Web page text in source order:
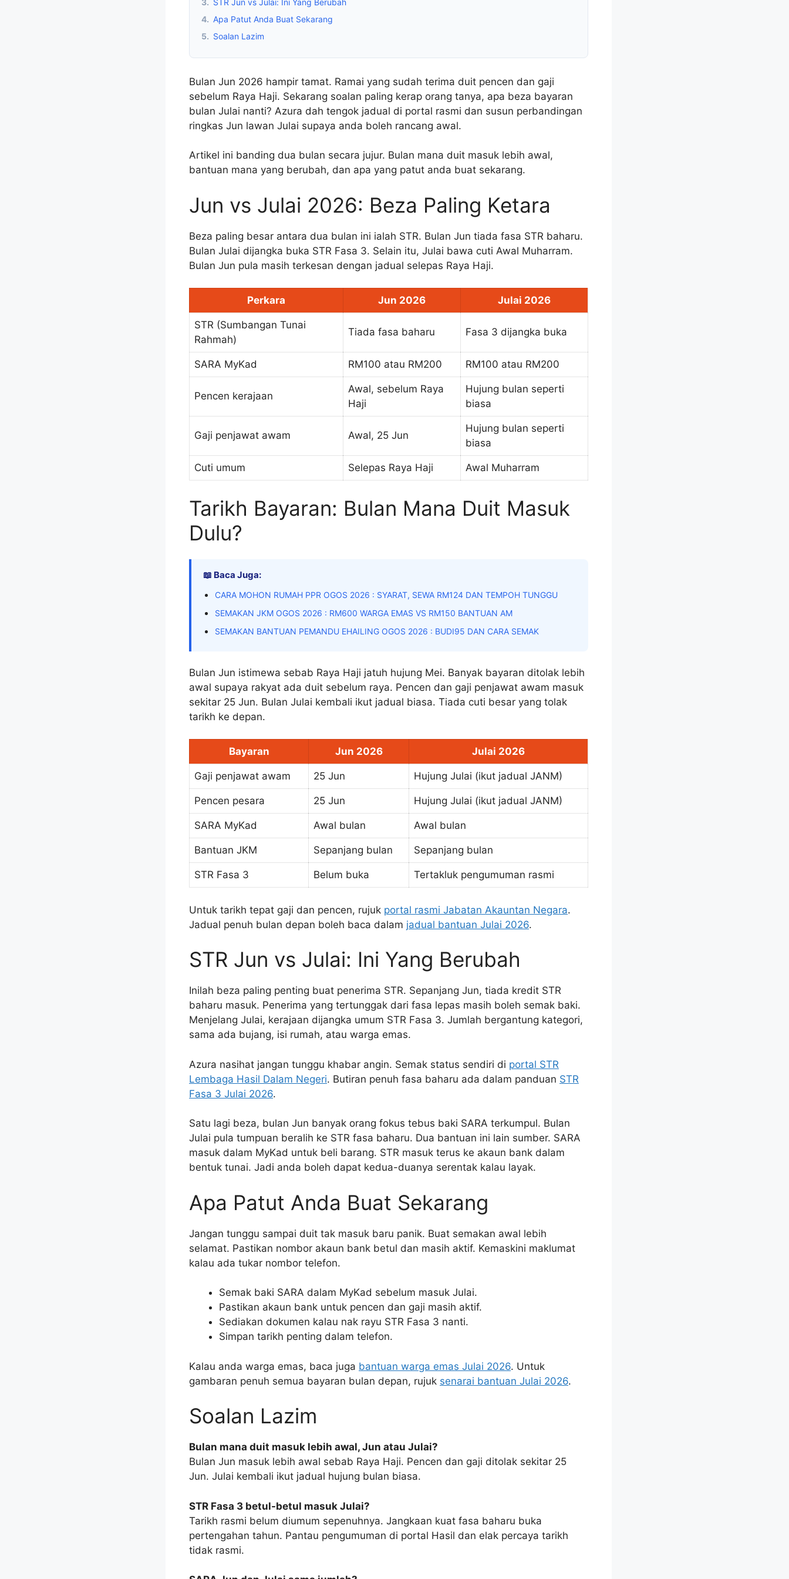
4. Apa Patut Anda Buat Sekarang
5. Soalan Lazim
Bulan Jun 2026 hampir tamat. Ramai yang sudah terima duit pencen dan gaji
sebelum Raya Haji. Sekarang soalan paling kerap orang tanya, apa beza bayaran
bulan Julai nanti? Azura dah tengok jadual di portal rasmi dan susun perbandingan
ringkas Jun lawan Julai supaya anda boleh rancang awal.
Artikel ini banding dua bulan secara jujur. Bulan mana duit masuk lebih awal,
bantuan mana yang berubah, dan apa yang patut anda buat sekarang.
Jun vs Julai 2026: Beza Paling Ketara
Beza paling besar antara dua bulan ini ialah STR. Bulan Jun tiada fasa STR baharu.
Bulan Julai dijangka buka STR Fasa 3. Selain itu, Julai bawa cuti Awal Muharram.
Bulan Jun pula masih terkesan dengan jadual selepas Raya Haji.
Perkara Jun 2026 Julai 2026
STR (Sumbangan Tunai
Rahmah)
Tiada fasa baharu Fasa 3 dijangka buka
SARA MyKad RM100 atau RM200 RM100 atau RM200
Pencen kerajaan
Awal, sebelum Raya
Haji
Hujung bulan seperti
biasa
Gaji penjawat awam Awal, 25 Jun
Hujung bulan seperti
biasa
Cuti umum Selepas Raya Haji Awal Muharram
Tarikh Bayaran: Bulan Mana Duit Masuk
Dulu?
📖 Baca Juga:
CARA MOHON RUMAH PPR OGOS 2026 : SYARAT, SEWA RM124 DAN TEMPOH TUNGGU
SEMAKAN JKM OGOS 2026 : RM600 WARGA EMAS VS RM150 BANTUAN AM
SEMAKAN BANTUAN PEMANDU EHAILING OGOS 2026 : BUDI95 DAN CARA SEMAK
Bulan Jun istimewa sebab Raya Haji jatuh hujung Mei. Banyak bayaran ditolak lebih
awal supaya rakyat ada duit sebelum raya. Pencen dan gaji penjawat awam masuk
sekitar 25 Jun. Bulan Julai kembali ikut jadual biasa. Tiada cuti besar yang tolak
tarikh ke depan.
Bayaran Jun 2026 Julai 2026
Gaji penjawat awam 25 Jun Hujung Julai (ikut jadual JANM)
Pencen pesara 25 Jun Hujung Julai (ikut jadual JANM)
SARA MyKad Awal bulan Awal bulan
Bantuan JKM Sepanjang bulan Sepanjang bulan
STR Fasa 3 Belum buka Tertakluk pengumuman rasmi
Untuk tarikh tepat gaji dan pencen, rujuk portal rasmi Jabatan Akauntan Negara.
Jadual penuh bulan depan boleh baca dalam jadual bantuan Julai 2026.
STR Jun vs Julai: Ini Yang Berubah
Inilah beza paling penting buat penerima STR. Sepanjang Jun, tiada kredit STR
baharu masuk. Penerima yang tertunggak dari fasa lepas masih boleh semak baki.
Menjelang Julai, kerajaan dijangka umum STR Fasa 3. Jumlah bergantung kategori,
sama ada bujang, isi rumah, atau warga emas.
Azura nasihat jangan tunggu khabar angin. Semak status sendiri di portal STR
Lembaga Hasil Dalam Negeri. Butiran penuh fasa baharu ada dalam panduan STR
Fasa 3 Julai 2026.
Satu lagi beza, bulan Jun banyak orang fokus tebus baki SARA terkumpul. Bulan
Julai pula tumpuan beralih ke STR fasa baharu. Dua bantuan ini lain sumber. SARA
masuk dalam MyKad untuk beli barang. STR masuk terus ke akaun bank dalam
bentuk tunai. Jadi anda boleh dapat kedua-duanya serentak kalau layak.
Apa Patut Anda Buat Sekarang
Jangan tunggu sampai duit tak masuk baru panik. Buat semakan awal lebih
selamat. Pastikan nombor akaun bank betul dan masih aktif. Kemaskini maklumat
kalau ada tukar nombor telefon.
Semak baki SARA dalam MyKad sebelum masuk Julai.
Pastikan akaun bank untuk pencen dan gaji masih aktif.
Sediakan dokumen kalau nak rayu STR Fasa 3 nanti.
Simpan tarikh penting dalam telefon.
Kalau anda warga emas, baca juga bantuan warga emas Julai 2026. Untuk
gambaran penuh semua bayaran bulan depan, rujuk senarai bantuan Julai 2026.
Soalan Lazim
Bulan mana duit masuk lebih awal, Jun atau Julai?
Bulan Jun masuk lebih awal sebab Raya Haji. Pencen dan gaji ditolak sekitar 25
Jun. Julai kembali ikut jadual hujung bulan biasa.
STR Fasa 3 betul-betul masuk Julai?
Tarikh rasmi belum diumum sepenuhnya. Jangkaan kuat fasa baharu buka
pertengahan tahun. Pantau pengumuman di portal Hasil dan elak percaya tarikh
tidak rasmi.